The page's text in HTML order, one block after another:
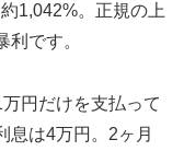
1,042%。正規の上
です。
円だけを支払って
息は4万円。2ヶ月